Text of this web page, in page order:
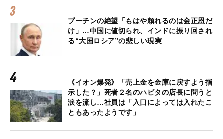
プーチンの絶望「もはや頼れるのは金正恩だ
け」…中国に値切られ、インドに振り回され
る“大国ロシア”の悲しい現実
《イオン爆発》「売上金を金庫に戻すよう指
示した？」死者２名のハビタの店長に問うと
涙を流し…社員は「入口によっては入れたこ
ともあったようです」